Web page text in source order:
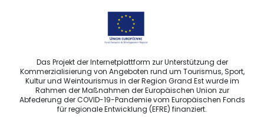
Das Projekt der Internetplattform zur Unterstützung der
Kommerzialisierung von Angeboten rund um Tourismus, Sport,
Kultur und Weintourismus in der Region Grand Est wurde im
Rahmen der Maßnahmen der Europäischen Union zur
Abfederung der COVID-19-Pandemie vom Europäischen Fonds
für regionale Entwicklung (EFRE) finanziert.